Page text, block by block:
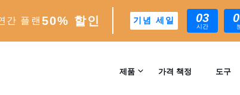
50% 할인
간 플랜 기념 세일 03
시간
제품 가격 책정 도구